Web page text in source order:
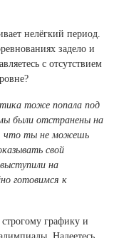
нелёгкий период.
задело и
с отсутствием
тоже попала под
были отстранены на
что ты не можешь
свой
на
готовимся к
графику и